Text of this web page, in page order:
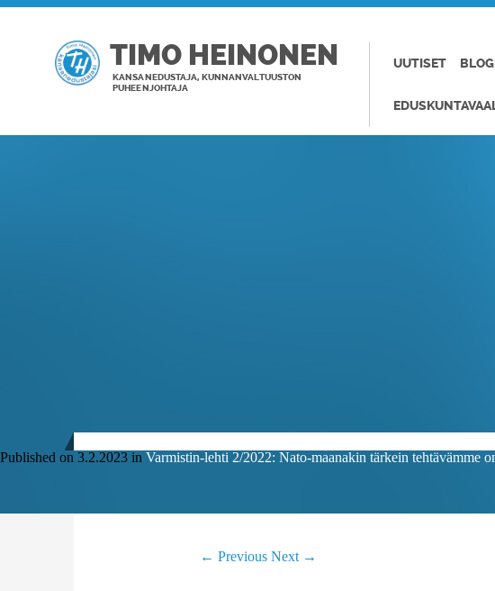
TIMO HEINONEN
KANSANEDUSTAJA, KUNNANVALTUUSTON
PUHEENJOHTAJA
UUTISET
Published on 3.2.2023 in Varmistin-lehti 2/2022: Nato-maanakin tärkein tehtävämme
← Previous Next →